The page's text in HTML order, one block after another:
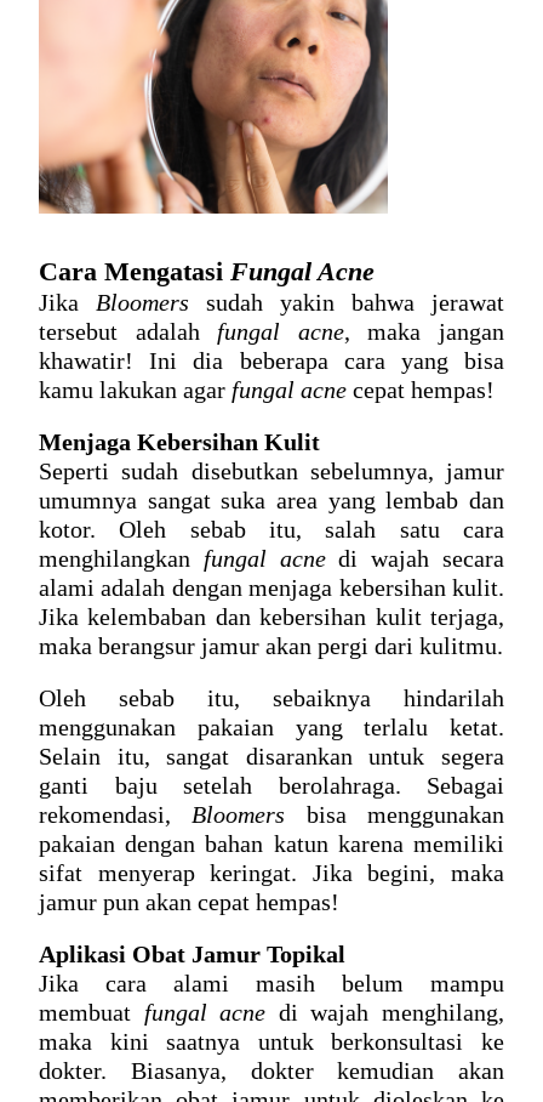
Cara Mengatasi Fungal Acne
Jika Bloomers sudah yakin bahwa jerawat
tersebut adalah fungal acne, maka jangan
khawatir! Ini dia beberapa cara yang bisa
kamu lakukan agar fungal acne cepat hempas!
Menjaga Kebersihan Kulit
Seperti sudah disebutkan sebelumnya, jamur
umumnya sangat suka area yang lembab dan
kotor. Oleh sebab itu, salah satu cara
menghilangkan fungal acne di wajah secara
alami adalah dengan menjaga kebersihan kulit.
Jika kelembaban dan kebersihan kulit terjaga,
maka berangsur jamur akan pergi dari kulitmu.
Oleh sebab itu, sebaiknya hindarilah
menggunakan pakaian yang terlalu ketat.
Selain itu, sangat disarankan untuk segera
ganti baju setelah berolahraga. Sebagai
rekomendasi, Bloomers bisa menggunakan
pakaian dengan bahan katun karena memiliki
sifat menyerap keringat. Jika begini, maka
jamur pun akan cepat hempas!
Aplikasi Obat Jamur Topikal
Jika cara alami masih belum mampu
membuat fungal acne di wajah menghilang,
maka kini saatnya untuk berkonsultasi ke
dokter. Biasanya, dokter kemudian akan